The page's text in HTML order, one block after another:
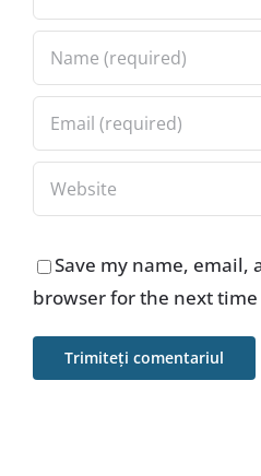
Save my name, email,
browser for the next